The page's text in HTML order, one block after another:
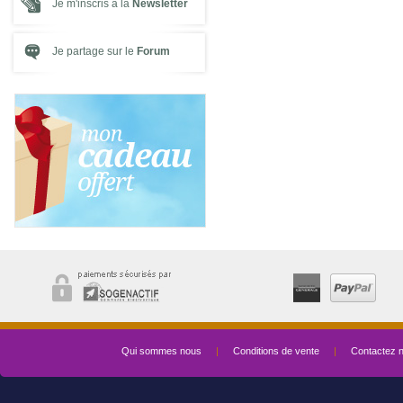
Je m'inscris à la Newsletter
Je partage sur le Forum
Qui sommes nous | Conditions de vente | Contactez